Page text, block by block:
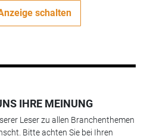
schalten
IHRE MEINUNG
Leser zu allen Branchenthemen
Bitte achten Sie bei Ihren